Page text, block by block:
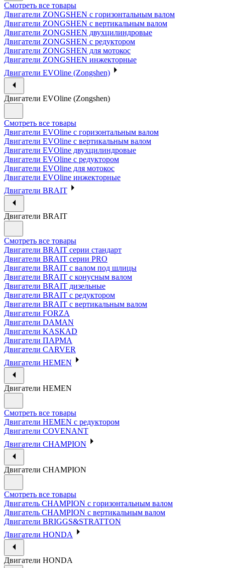
Смотреть все товары
Двигатели ZONGSHEN с горизонтальным валом
Двигатели ZONGSHEN с вертикальным валом
Двигатели ZONGSHEN двухцилиндровые
Двигатели ZONGSHEN с редуктором
Двигатели ZONGSHEN для мотокос
Двигатели ZONGSHEN инжекторные
Двигатели EVOline (Zongshen)
Двигатели EVOline (Zongshen)
Смотреть все товары
Двигатели EVOline с горизонтальным валом
Двигатели EVOline с вертикальным валом
Двигатели EVOline двухцилиндровые
Двигатели EVOline с редуктором
Двигатели EVOline для мотокос
Двигатели EVOline инжекторные
Двигатели BRAIT
Двигатели BRAIT
Смотреть все товары
Двигатели BRAIT серии стандарт
Двигатели BRAIT серии PRO
Двигатели BRAIT с валом под шлицы
Двигатели BRAIT с конусным валом
Двигатели BRAIT дизельные
Двигатели BRAIT с редуктором
Двигатели BRAIT с вертикальным валом
Двигатели FORZA
Двигатели DAMAN
Двигатели KASKAD
Двигатели ПАРМА
Двигатели CARVER
Двигатели HEMEN
Двигатели HEMEN
Смотреть все товары
Двигатели HEMEN с редуктором
Двигатели COVENANT
Двигатели CHAMPION
Двигатели CHAMPION
Смотреть все товары
Двигатель CHAMPION с горизонтальным валом
Двигатель CHAMPION с вертикальным валом
Двигатели BRIGGS&STRATTON
Двигатели HONDA
Двигатели HONDA